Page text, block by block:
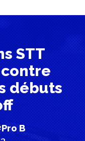
STT
débuts
B